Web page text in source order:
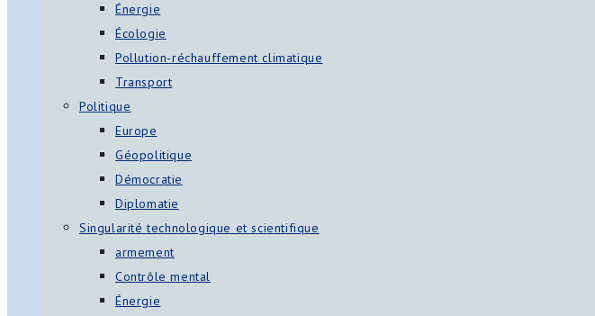
Énergie
Écologie
Pollution-réchauffement climatique
Transport
Politique
Europe
Géopolitique
Démocratie
Diplomatie
Singularité technologique et scientifique
armement
Contrôle mental
Énergie